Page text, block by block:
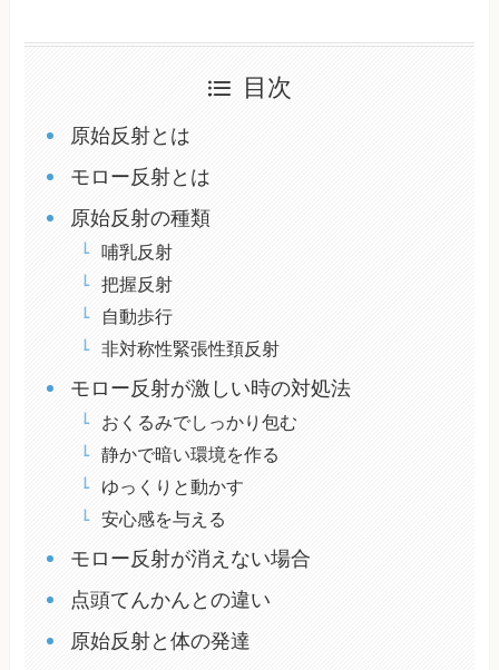
目次
原始反射とは
モロー反射とは
原始反射の種類
哺乳反射
把握反射
自動歩行
非対称性緊張性頚反射
モロー反射が激しい時の対処法
おくるみでしっかり包む
静かで暗い環境を作る
ゆっくりと動かす
安心感を与える
モロー反射が消えない場合
点頭てんかんとの違い
原始反射と体の発達